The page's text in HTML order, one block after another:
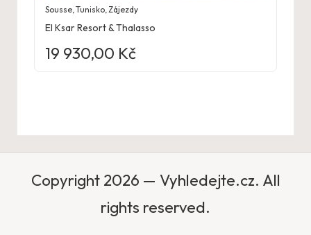
Sousse,Tunisko,Zájezdy
El Ksar Resort & Thalasso
19 930,00 Kč
Copyright 2026 — Vyhledejte.cz. All
rights reserved.